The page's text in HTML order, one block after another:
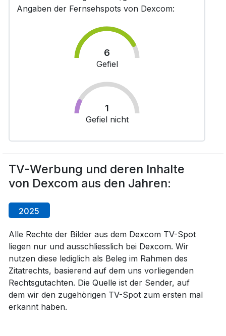
Angaben der Fernsehspots von Dexcom:
6
Gefiel
1
Gefiel nicht
TV-Werbung und deren Inhalte
von Dexcom aus den Jahren:
2025
Alle Rechte der Bilder aus dem Dexcom TV-Spot
liegen nur und ausschliesslich bei Dexcom. Wir
nutzen diese lediglich als Beleg im Rahmen des
Zitatrechts, basierend auf dem uns vorliegenden
Rechtsgutachten. Die Quelle ist der Sender, auf
dem wir den zugehörigen TV-Spot zum ersten mal
erkannt haben.